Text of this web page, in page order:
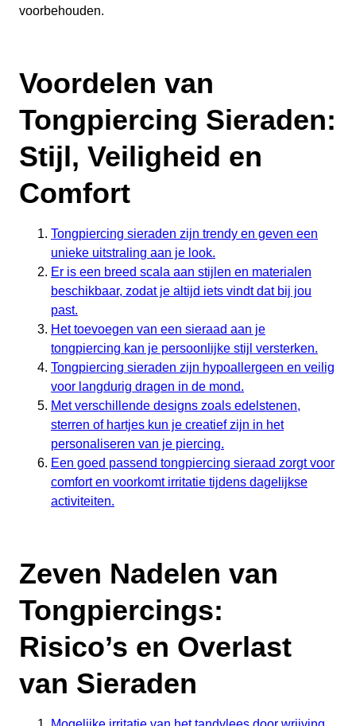
voorbehouden.
Voordelen van
Tongpiercing Sieraden:
Stijl, Veiligheid en
Comfort
Tongpiercing sieraden zijn trendy en geven een
unieke uitstraling aan je look.
Er is een breed scala aan stijlen en materialen
beschikbaar, zodat je altijd iets vindt dat bij jou
past.
Het toevoegen van een sieraad aan je
tongpiercing kan je persoonlijke stijl versterken.
Tongpiercing sieraden zijn hypoallergeen en veilig
voor langdurig dragen in de mond.
Met verschillende designs zoals edelstenen,
sterren of hartjes kun je creatief zijn in het
personaliseren van je piercing.
Een goed passend tongpiercing sieraad zorgt voor
comfort en voorkomt irritatie tijdens dagelijkse
activiteiten.
Zeven Nadelen van
Tongpiercings:
Risico’s en Overlast
van Sieraden